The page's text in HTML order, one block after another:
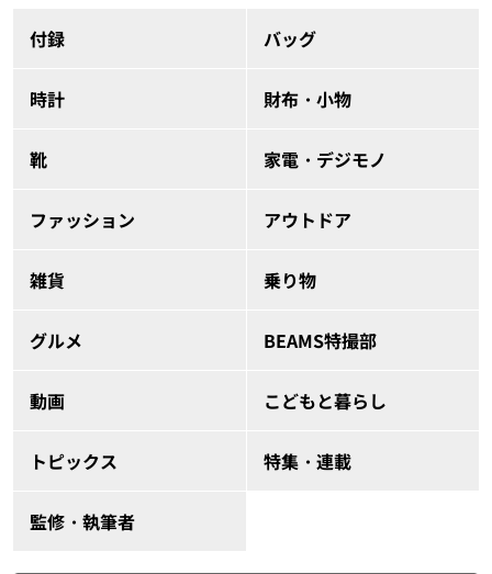
付録 バッグ
時計 財布・小物
靴 家電・デジモノ
ファッション アウトドア
雑貨 乗り物
グルメ BEAMS特撮部
動画 こどもと暮らし
トピックス 特集・連載
監修・執筆者